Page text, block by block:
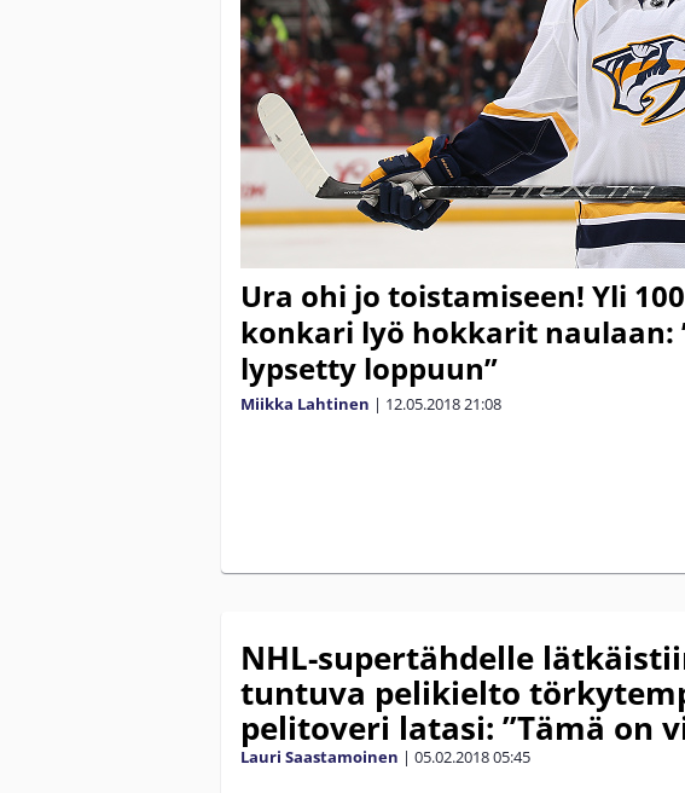
Ura ohi jo toistamiseen! Yli
konkari lyö hokkarit naulaan:
lypsetty loppuun”
Miikka Lahtinen | 12.05.201821:08
NHL-supertähdelle
tuntuva pelikielto
pelitoveri latasi: ”Tämä on
Lauri Saastamoinen | 05.02.201805:45